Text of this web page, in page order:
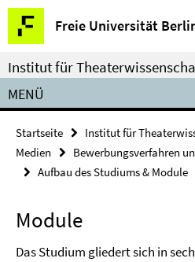
Springe
direkt
zu
Inhalt
Freie Universität
Service-
Navigation
Institut für
MENÜ
Startseite Institut für
Medien
Bewerbungsverfahren
Aufbau des Studiums & Module
Module
Das Studium gliedert sich in